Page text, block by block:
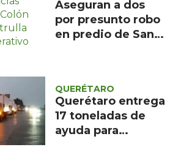
Aseguran a dos
por presunto robo
en predio de San
QUERÉTARO
Querétaro entrega
17 toneladas de
ayuda para